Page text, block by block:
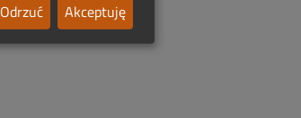
Odrzuć Akceptuję